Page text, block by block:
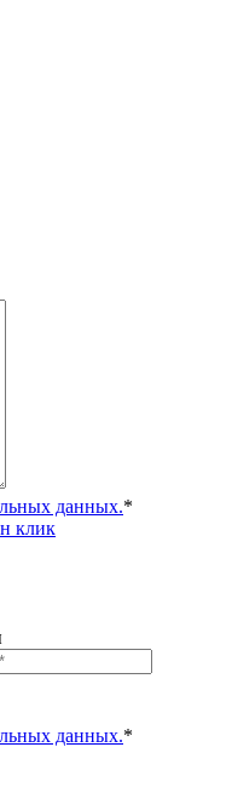
данных.*
клик
данных.*